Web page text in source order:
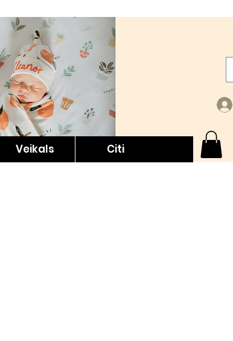
Veikals Citi